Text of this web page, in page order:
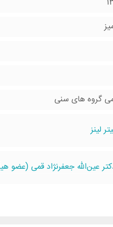
گروه های سنی
لينز
عین‌الله جعفرنژاد قمی (عضو